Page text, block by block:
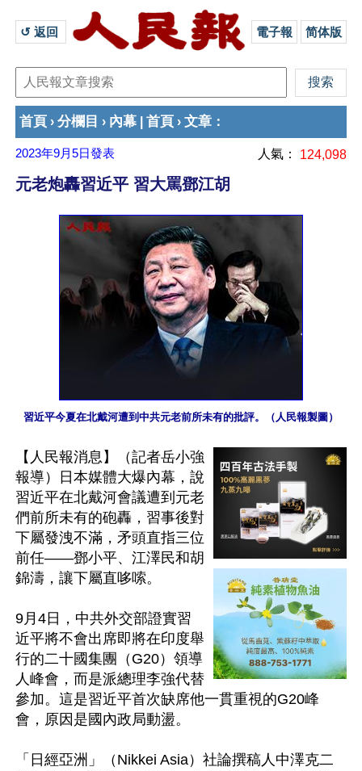
↺ 返回 電子報 简体版
首頁 › 分欄目 › 內幕 首頁 › 文章 ：
2023年9月5日發表 人氣： 124,098
元老炮轟習近平 習大罵鄧江胡
習近平今夏在北戴河遭到中共元老前所未有的批評。（人民報製圖）
【人民報消息】（記者岳小強
報導）日本媒體大爆內幕，說
習近平在北戴河會議遭到元老
們前所未有的砲轟，習事後對
下屬發洩不滿，矛頭直指三位
前任——鄧小平、江澤民和胡
錦濤，讓下屬直哆嗦。
9月4日，中共外交部證實習
近平將不會出席即將在印度舉
行的二十國集團（G20）領導
人峰會，而是派總理李強代替
參加。這是習近平首次缺席他一貫重視的G20峰
會，原因是國內政局動盪。
「日經亞洲」（Nikkei Asia）社論撰稿人中澤克二